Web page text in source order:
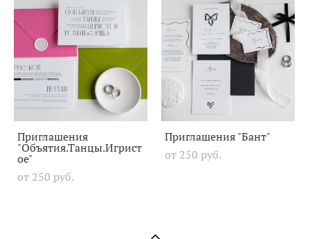
Приглашения
"Объятия.Танцы.Игрист
ое"
от 250 pуб.
Приглашения "Бант"
от 250 pуб.